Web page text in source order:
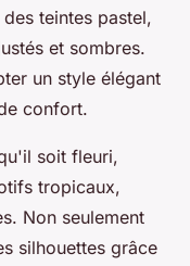
teintes pastel,
et sombres.
un style élégant
confort.
soit fleuri,
tropicaux,
Non seulement
silhouettes grâce